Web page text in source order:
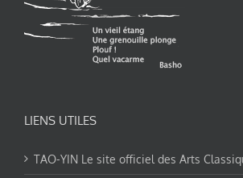
LIENS UTILES
TAO-YIN Le site officiel des Arts